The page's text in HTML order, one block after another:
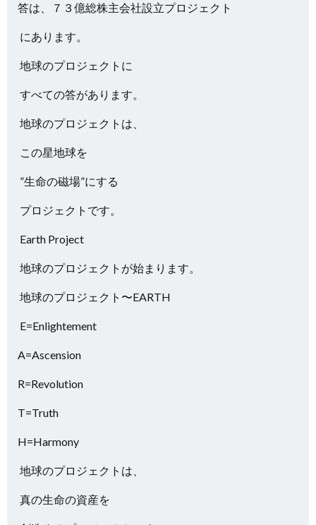
答は、７３億総株主会社設立プロジェクト
にあります。
地球のプロジェクトに
すべての答があります。
地球のプロジェクトは、
この星地球を
”生命の磁場”にする
プロジェクトです。
Earth Project
地球のプロジェクトが始まります。
地球のプロジェクト〜EARTH
E=Enlightement
A=Ascension
R=Revolution
T=Truth
H=Harmony
地球のプロジェクトは、
真の生命の資産を